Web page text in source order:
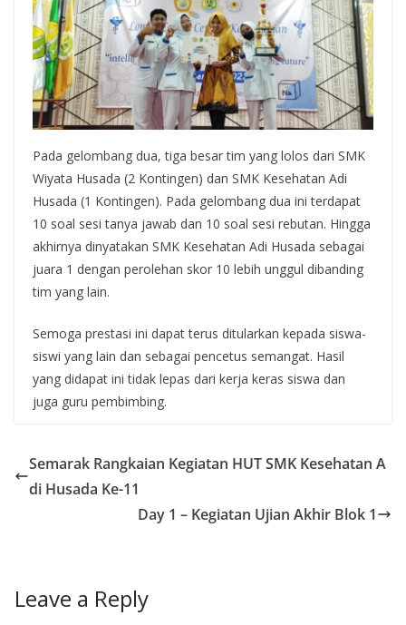
Pada gelombang dua, tiga besar tim yang lolos dari SMK
Wiyata Husada (2 Kontingen) dan SMK Kesehatan Adi
Husada (1 Kontingen). Pada gelombang dua ini terdapat
10 soal sesi tanya jawab dan 10 soal sesi rebutan. Hingga
akhirnya dinyatakan SMK Kesehatan Adi Husada sebagai
juara 1 dengan perolehan skor 10 lebih unggul dibanding
tim yang lain.
Semoga prestasi ini dapat terus ditularkan kepada siswa-
siswi yang lain dan sebagai pencetus semangat. Hasil
yang didapat ini tidak lepas dari kerja keras siswa dan
juga guru pembimbing.
Semarak Rangkaian Kegiatan HUT SMK Kesehatan A
di Husada Ke-11
Day 1 – Kegiatan Ujian Akhir Blok 1
Leave a Reply